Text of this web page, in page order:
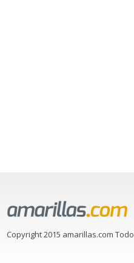
Copyright 2015 amarillas.com